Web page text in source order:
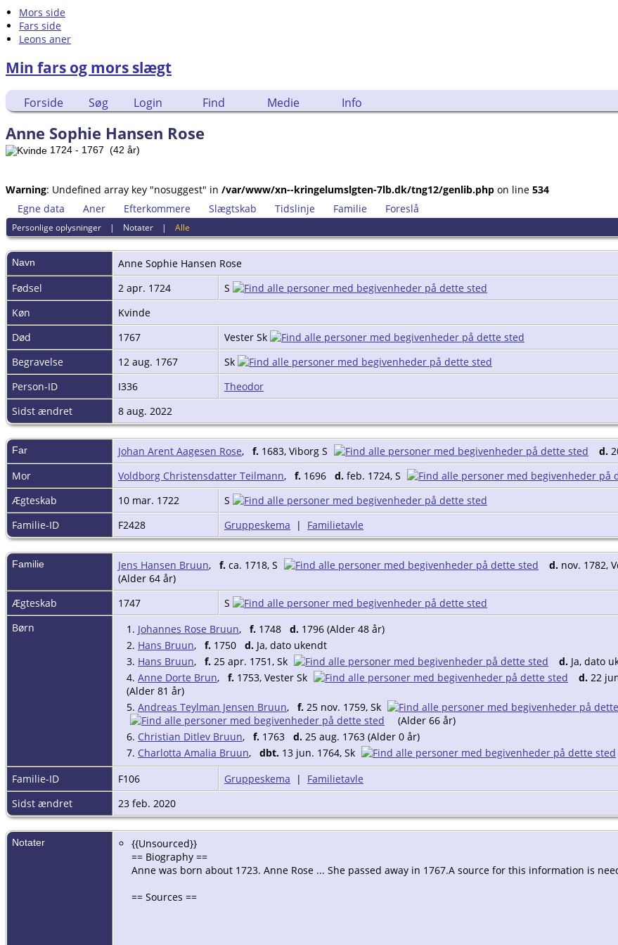
Mors side
Fars side
Leons aner
Min fars og mors slægt
Forside Søg Login Find Medie Info
Anne Sophie Hansen Rose
1724 - 1767 (42 år)
Warning: Undefined array key "nosuggest" in /var/www/xn--kringelumslgten-7lb.dk/tng12/genlib.php on line 534
Egne data
Aner Efterkommere Slægtskab Tidslinje Familie Foreslå
Personlige oplysninger | Notater |Alle
Navn Anne Sophie Hansen Rose
Fødsel
2 apr. 1724
S
Køn
Kvinde
Død
1767
Vester Sk
Begravelse
12 aug. 1767
Sk
Person-ID
I336
Theodor
Sidst ændret
8 aug. 2022
Far Johan Arent Aagesen Rose, f. 1683, Viborg S d.
Mor
Voldborg Christensdatter Teilmann, f. 1696 d. feb. 1724, S
Ægteskab
10 mar. 1722
S
Familie-ID
F2428 Gruppeskema | Familietavle
Familie Jens Hansen Bruun, f. ca. 1718, S d. nov. 1782,
(Alder 64 år)
Ægteskab
1747
S
Børn
1. Johannes Rose Bruun, f. 1748 d. 1796 (Alder 48 år)
2. Hans Bruun, f. 1750 d. Ja, dato ukendt
3. Hans Bruun, f. 25 apr. 1751, Sk d. Ja, dato
4. Anne Dorte Brun, f. 1753, Vester Sk d. 22
(Alder 81 år)
5. Andreas Teylman Jensen Bruun, f. 25 nov. 1759, Sk
(Alder 66 år)
6. Christian Ditlev Bruun, f. 1763 d. 25 aug. 1763 (Alder 0 år)
7. Charlotta Amalia Bruun, dbt. 13 jun. 1764, Sk
Familie-ID
F106 Gruppeskema | Familietavle
Sidst ændret
23 feb. 2020
Notater
{{Unsourced}}
== Biography ==
Anne was born about 1723. Anne Rose ... She passed away in 1767.A source for this information is
== Sources ==